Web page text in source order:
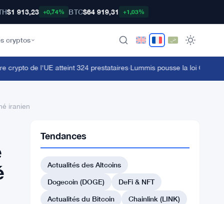
$1 913,23 +0,74% BTC$64 919,31 +1,03%
cryptos
de l'UE atteint 324 prestataires·Lummis pousse la loi CLARITY
iranien
Tendances
Actualités des Altcoins
Dogecoin (DOGE)
DeFi & NFT
Actualités du Bitcoin
Chainlink (LINK)